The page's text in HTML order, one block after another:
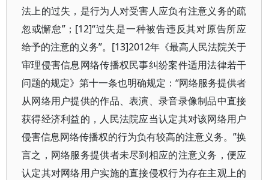
法上的过失，是行为人对受害人应负有注意义务的疏
忽或懈怠”；[12]“过失是一种被告违反其对原告所应
给予的注意的义务”。[13]2012年《最高人民法院关于
审理侵害信息网络传播权民事纠纷案件适用法律若干
问题的规定》第十一条也明确规定：“网络服务提供者
从网络用户提供的作品、表演、录音录像制品中直接
获得经济利益的，人民法院应当认定其对该网络用户
侵害信息网络传播权的行为负有较高的注意义务。”换
言之，网络服务提供者未尽到相应的注意义务，便应
认定其对网络用户实施的直接侵权行为存在主观上的